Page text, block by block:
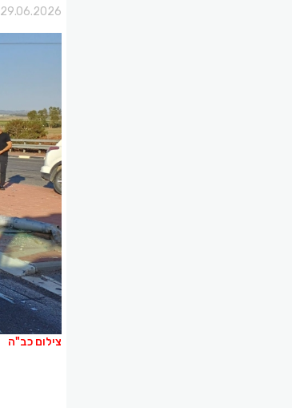
29.06.2026 מאת:
צילום כב"ה